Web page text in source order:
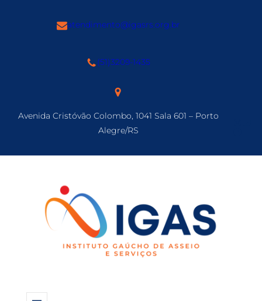
atendimento@igasrs.org.br
(51)3209-1435
Avenida Cristóvão Colombo, 1041 Sala 601 – Porto
Alegre/RS